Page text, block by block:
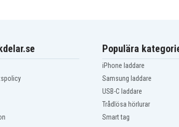
Populära
iPhone laddare
Samsung laddare
USB-C laddare
Trådlösa hörlurar
Smart tag